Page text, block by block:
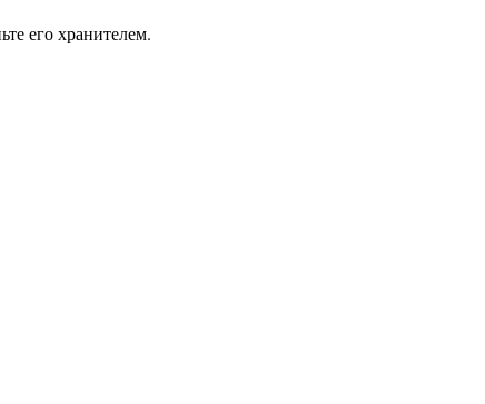
его хранителем.